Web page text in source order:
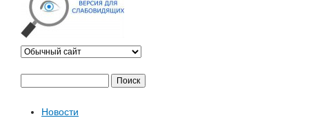
Ф
Новости